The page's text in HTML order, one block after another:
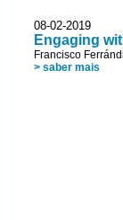
08-02-2019
Engaging
Francisco
> saber mais